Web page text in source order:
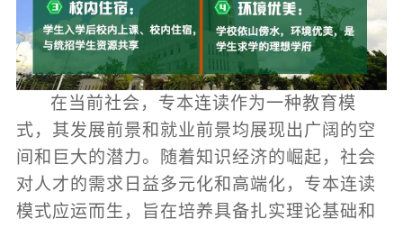
在当前社会，专本连读作为一种教育模
式，其发展前景和就业前景均展现出广阔的空
间和巨大的潜力。随着知识经济的崛起，社会
对人才的需求日益多元化和高端化，专本连读
模式应运而生，旨在培养具备扎实理论基础和